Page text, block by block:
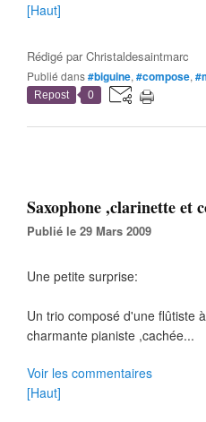
[Haut]
Rédigé parChristaldesaintmarc
Publié dans#biguine, #compose,
Repost 0
Saxophone ,clarinette et
Publié le 29 Mars 2009
Une petite surprise:
Un trio composé d'une flûtiste
charmante pianiste ,cachée...
Voir les commentaires
[Haut]